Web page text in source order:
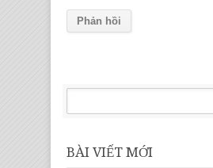
BÀI VIẾT MỚI